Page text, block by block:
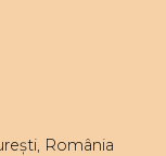
România